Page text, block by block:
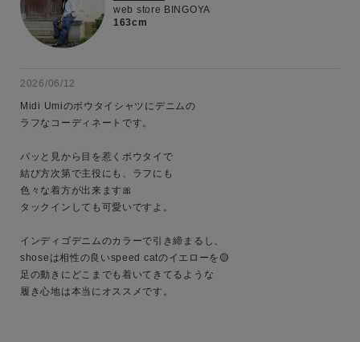
web store BINGOYA
163cm
2026/06/12
Midi Umiのボウタイシャツにデニムの
ラフなコーディネートです。
パッと見から目を惹くボウタイで
結び方次第で主役にも、ラフにも
色々な着方が出来ます🎀
タックインしても可愛いですよ。
インディゴデニムのカラーで引き締まるし、
shoseは相性の良いspeed catのイエローを🟡
足の動きにどこまでも着いてきてるような
履き心地は本当にオススメです。